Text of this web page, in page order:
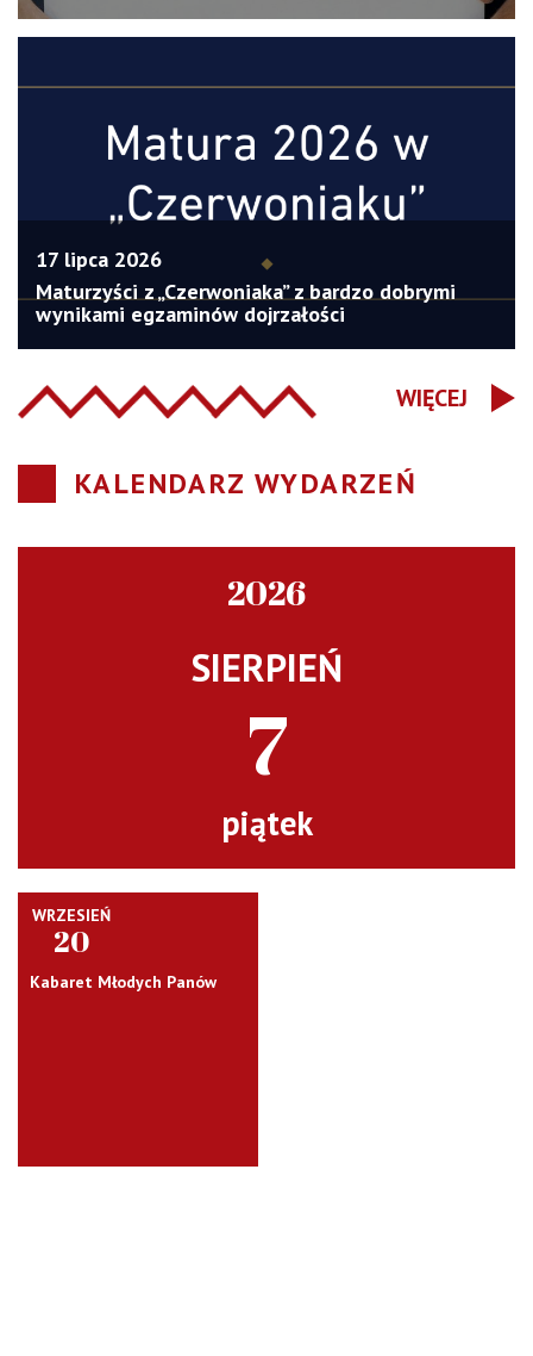
17 lipca 2026
Maturzyści z „Czerwoniaka” z bardzo dobrymi
wynikami egzaminów dojrzałości
WIĘCEJ
KALENDARZ WYDARZEŃ
2026
SIERPIEŃ
7
piątek
WRZESIEŃ
20
Kabaret Młodych Panów